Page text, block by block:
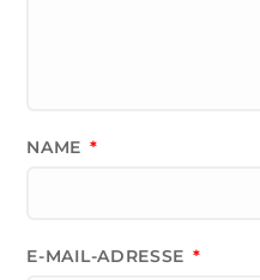
NAME *
E-MAIL-ADRESSE *